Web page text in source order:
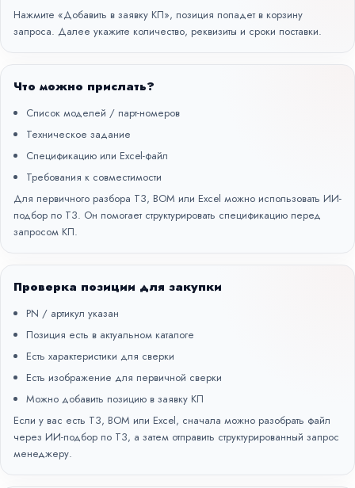
Нажмите «Добавить в заявку КП», позиция попадет в корзину
запроса. Далее укажите количество, реквизиты и сроки поставки.
Что можно прислать?
Список моделей / парт-номеров
Техническое задание
Спецификацию или Excel-файл
Требования к совместимости
Для первичного разбора ТЗ, BOM или Excel можно использовать ИИ-
подбор по ТЗ. Он помогает структурировать спецификацию перед
запросом КП.
Проверка позиции для закупки
PN / артикул указан
Позиция есть в актуальном каталоге
Есть характеристики для сверки
Есть изображение для первичной сверки
Можно добавить позицию в заявку КП
Если у вас есть ТЗ, BOM или Excel, сначала можно разобрать файл
через ИИ-подбор по ТЗ, а затем отправить структурированный запрос
менеджеру.